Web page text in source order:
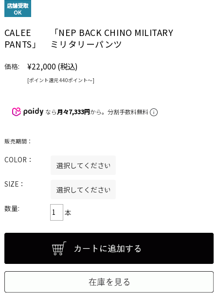
店舗受取
OK
CALEE 「NEP BACK CHINO MILITARY
PANTS」 ミリタリーパンツ
価格: ¥22,000 (税込)
[ポイント還元 440ポイント〜]
なら月々7,333円から。分割手数料無料
販売期間：
COLOR：
SIZE：
数量: 本